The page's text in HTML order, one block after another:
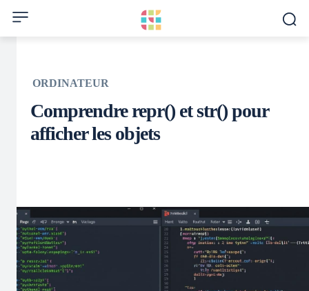
ORDINATEUR
Comprendre repr() et str() pour
afficher les objets